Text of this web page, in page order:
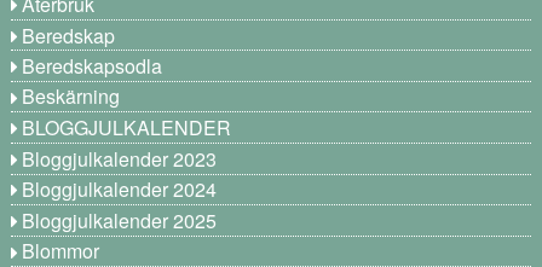
Beredskap
Beredskapsodla
Beskärning
BLOGGJULKALENDER
Bloggjulkalender 2023
Bloggjulkalender 2024
Bloggjulkalender 2025
Blommor